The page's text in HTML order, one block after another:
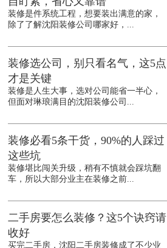
装修是件系统工程，想要装出满意的家，
除了了解沈阳装修公司哪家好，...
装修选公司，别只看名气，这5点
才是关键
装修是人生大事，选对公司能省一半心，
但面对琳琅满目的沈阳装修公司...
装修必看5条干货，90%的人踩过
这些坑
装修堪比闯关升级，稍有不慎就会踩坑翻
车，所以大部分业主在装修之前...
二手房要怎么装修？这5个诀窍请
收好
买完二手房，沈阳二手房装修成了不少业